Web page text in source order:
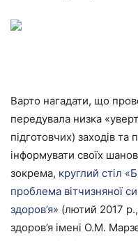
Варто нагадати, що
передувала низка
підготовчих) заходів
інформувати своїх
зокрема, круглий стіл
проблема вітчизняної
здоров’я» (лютий 2017
здоров’я імені О.М.